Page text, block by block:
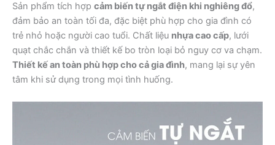
Sản phẩm tích hợp cảm biến tự ngắt điện khi nghiêng đổ,
đảm bảo an toàn tối đa, đặc biệt phù hợp cho gia đình có
trẻ nhỏ hoặc người cao tuổi. Chất liệu nhựa cao cấp, lưới
quạt chắc chắn và thiết kế bo tròn loại bỏ nguy cơ va chạm.
Thiết kế an toàn phù hợp cho cả gia đình, mang lại sự yên
tâm khi sử dụng trong mọi tình huống.